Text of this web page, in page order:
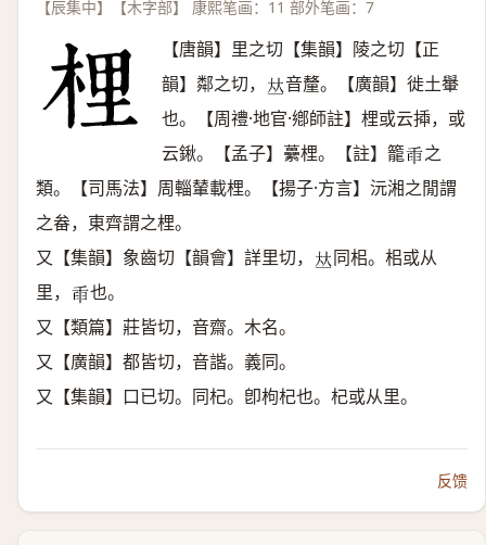
【辰集中】【木字部】 康熙笔画：11 部外笔画：7
【唐韻】里之切【集韻】陵之切【正
韻】鄰之切， 𠀤音釐。【廣韻】徙土轝
也。【周禮·地官·鄕師註】梩或云揷，或
云鍬。【孟子】虆梩。【註】籠𦥛 之
類。【司馬法】周輜輦載梩。【揚子·方言】沅湘之閒謂
之畚，東齊謂之梩。
又【集韻】象齒切【韻會】詳里切， 𠀤同㭒。㭒或从
里， 𦥛 也。
又【類篇】莊皆切，音齋。木名。
又【廣韻】都皆切，音諧。義同。
又【集韻】口已切。同杞。卽枸杞也。杞或从里。
反馈